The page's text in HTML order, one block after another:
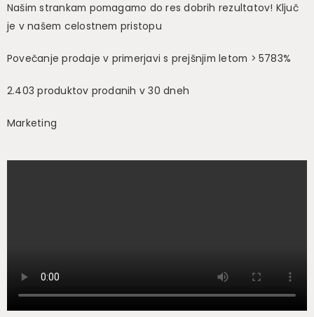
Našim strankam pomagamo do res dobrih rezultatov! Ključ
je v našem celostnem pristopu
Povečanje prodaje v primerjavi s prejšnjim letom > 5783%
2.403 produktov prodanih v 30 dneh
Marketing